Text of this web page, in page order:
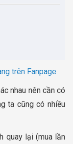
trên Fanpage
nhau nên cần có
ta cũng có nhiều
quay lại (mua lần